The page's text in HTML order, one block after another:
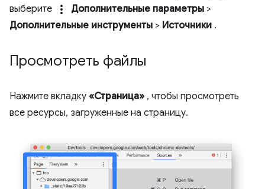
выберите
more_vert Дополнительные параметры >
Дополнительные инструменты > Источники .
Просмотреть файлы
Нажмите вкладку «Страница» , чтобы просмотреть
все ресурсы, загруженные на страницу.